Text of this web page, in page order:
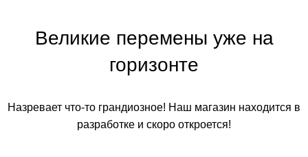
Великие перемены уже на
горизонте
Назревает что-то грандиозное! Наш магазин находится в
разработке и скоро откроется!